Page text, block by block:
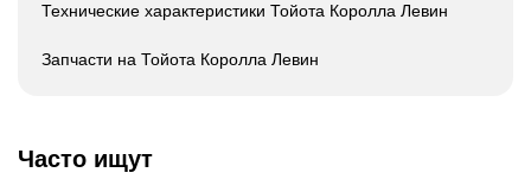
Технические характеристики Тойота Королла Левин
Запчасти на Тойота Королла Левин
Часто ищут